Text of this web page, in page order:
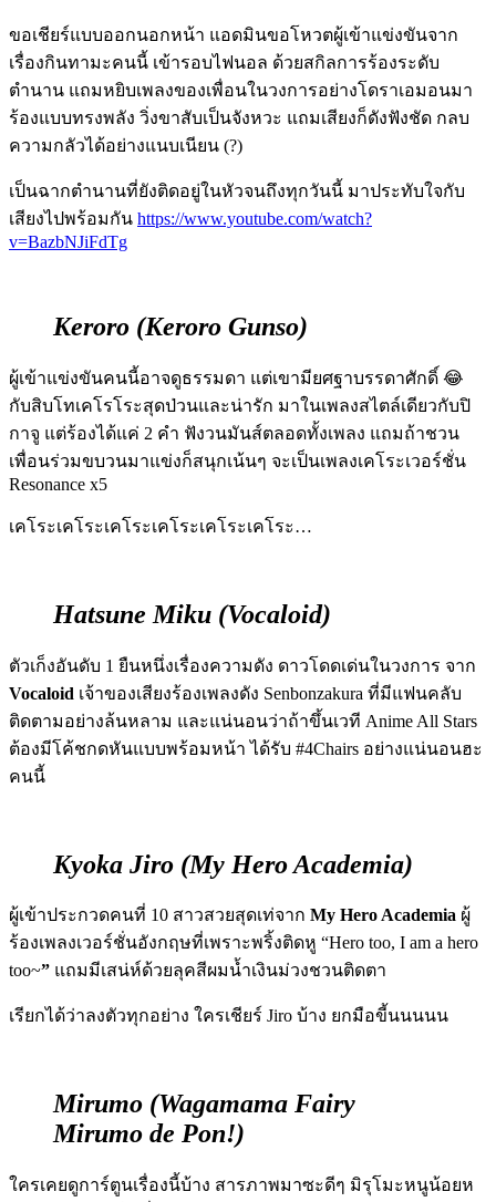
ขอเชียร์แบบออกนอกหน้า แอดมินขอโหวตผู้เข้าแข่งขันจาก
เรื่องกินทามะคนนี้ เข้ารอบไฟนอล ด้วยสกิลการร้องระดับ
ตำนาน แถมหยิบเพลงของเพื่อนในวงการอย่างโดราเอมอนมา
ร้องแบบทรงพลัง วิ่งขาสับเป็นจังหวะ แถมเสียงก็ดังฟังชัด กลบ
ความกลัวได้อย่างแนบเนียน (?)
เป็นฉากตำนานที่ยังติดอยู่ในหัวจนถึงทุกวันนี้ มาประทับใจกับ
เสียงไปพร้อมกัน https://www.youtube.com/watch?
v=BazbNJiFdTg
Keroro (Keroro Gunso)
ผู้เข้าแข่งขันคนนี้อาจดูธรรมดา แต่เขามียศฐาบรรดาศักดิ์ 😂
กับสิบโทเคโรโระสุดป่วนและน่ารัก มาในเพลงสไตล์เดียวกับปิ
กาจู แต่ร้องได้แค่ 2 คำ ฟังวนมันส์ตลอดทั้งเพลง แถมถ้าชวน
เพื่อนร่วมขบวนมาแข่งก็สนุกเน้นๆ จะเป็นเพลงเคโระเวอร์ชั่น
Resonance x5
เคโระเคโระเคโระเคโระเคโระเคโระ…
Hatsune Miku (Vocaloid)
ตัวเก็งอันดับ 1 ยืนหนึ่งเรื่องความดัง ดาวโดดเด่นในวงการ จาก
Vocaloid เจ้าของเสียงร้องเพลงดัง Senbonzakura ที่มีแฟนคลับ
ติดตามอย่างล้นหลาม และแน่นอนว่าถ้าขึ้นเวที Anime All Stars
ต้องมีโค้ชกดหันแบบพร้อมหน้า ได้รับ #4Chairs อย่างแน่นอนฮะ
คนนี้
Kyoka Jiro (My Hero Academia)
ผู้เข้าประกวดคนที่ 10 สาวสวยสุดเท่จาก My Hero Academia ผู้
ร้องเพลงเวอร์ชั่นอังกฤษที่เพราะพริ้งติดหู “Hero too, I am a hero
too~” แถมมีเสน่ห์ด้วยลุคสีผมน้ำเงินม่วงชวนติดตา
เรียกได้ว่าลงตัวทุกอย่าง ใครเชียร์ Jiro บ้าง ยกมือขี้นนนนน
Mirumo (Wagamama Fairy
Mirumo de Pon!)
ใครเคยดูการ์ตูนเรื่องนี้บ้าง สารภาพมาซะดีๆ มิรุโมะหนูน้อยห